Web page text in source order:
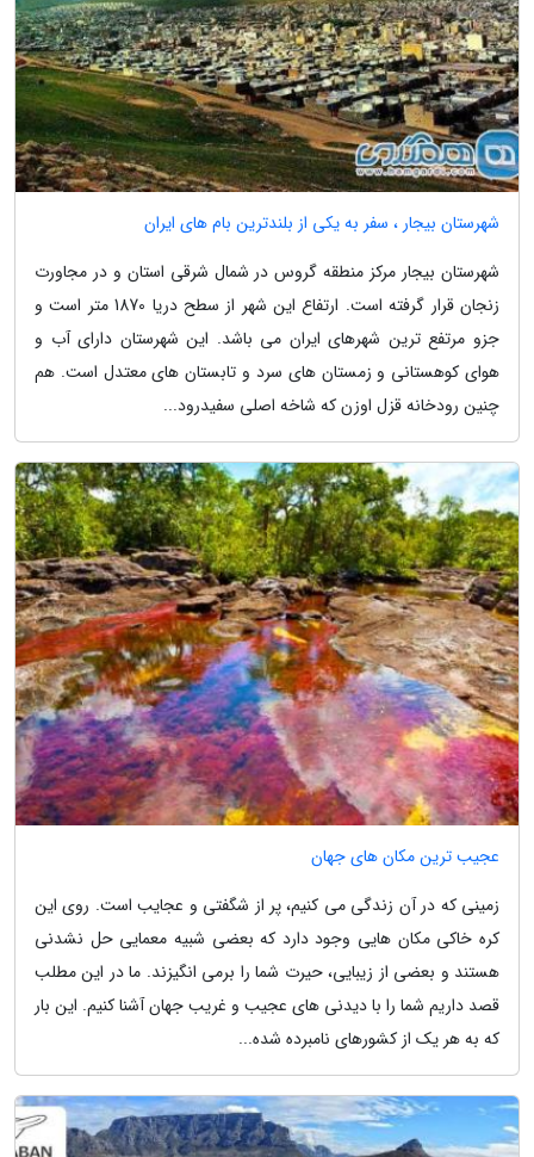
شهرستان بیجار ، سفر به یکی از بلندترین بام های ایران
شهرستان بیجار مرکز منطقه گروس در شمال شرقی استان و در مجاورت
زنجان قرار گرفته است. ارتفاع این شهر از سطح دریا 1870 متر است و
جزو مرتفع ترین شهرهای ایران می باشد. این شهرستان دارای آب و
هوای کوهستانی و زمستان های سرد و تابستان های معتدل است. هم
چنین رودخانه قزل اوزن که شاخه اصلی سفیدرود...
عجیب ترین مکان های جهان
زمینی که در آن زندگی می کنیم، پر از شگفتی و عجایب است. روی این
کره خاکی مکان هایی وجود دارد که بعضی شبیه معمایی حل نشدنی
هستند و بعضی از زیبایی، حیرت شما را برمی انگیزند. ما در این مطلب
قصد داریم شما را با دیدنی های عجیب و غریب جهان آشنا کنیم. این بار
که به هر یک از کشورهای نامبرده شده...